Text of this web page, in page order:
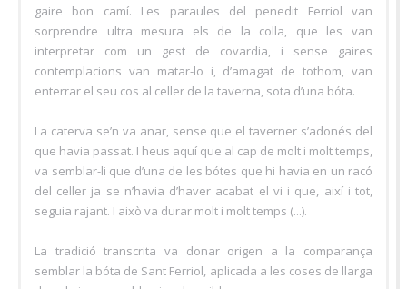
gaire bon camí. Les paraules del penedit Ferriol van
sorprendre ultra mesura els de la colla, que les van
interpretar com un gest de covardia, i sense gaires
contemplacions van matar-lo i, d’amagat de tothom, van
enterrar el seu cos al celler de la taverna, sota d’una bóta.
La caterva se’n va anar, sense que el taverner s’adonés del
que havia passat. I heus aquí que al cap de molt i molt temps,
va semblar-li que d’una de les bótes que hi havia en un racó
del celler ja se n’havia d’haver acabat el vi i que, així i tot,
seguia rajant. I això va durar molt i molt temps (...).
La tradició transcrita va donar origen a la comparança
semblar la bóta de Sant Ferriol, aplicada a les coses de llarga